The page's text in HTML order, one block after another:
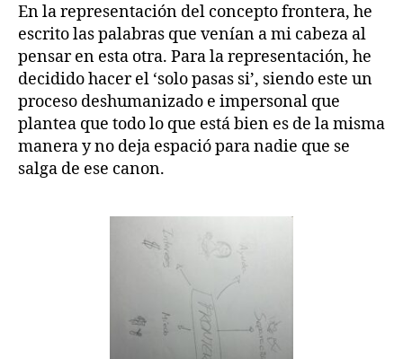
En la representación del concepto frontera, he
escrito las palabras que venían a mi cabeza al
pensar en esta otra. Para la representación, he
decidido hacer el ‘solo pasas si’, siendo este un
proceso deshumanizado e impersonal que
plantea que todo lo que está bien es de la misma
manera y no deja espació para nadie que se
salga de ese canon.